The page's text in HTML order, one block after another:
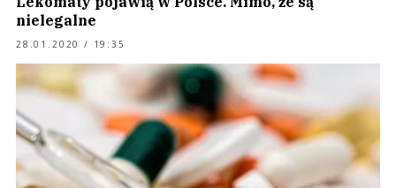
nielegalne
28.01.2020 / 19:35